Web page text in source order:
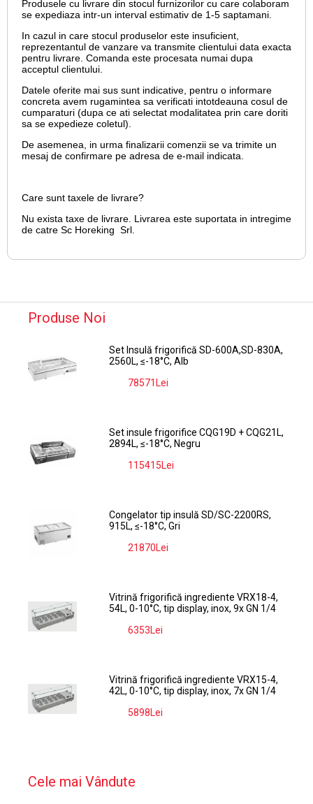
Produsele cu livrare din stocul furnizorilor cu care colaboram
se expediaza intr-un interval estimativ de 1-5 saptamani.
In cazul in care stocul produselor este insuficient,
reprezentantul de vanzare va transmite clientului data exacta
pentru livrare. Comanda este procesata numai dupa
acceptul clientului.
Datele oferite mai sus sunt indicative, pentru o informare
concreta avem rugamintea sa verificati intotdeauna cosul de
cumparaturi (dupa ce ati selectat modalitatea prin care doriti
sa se expedieze coletul).
De asemenea, in urma finalizarii comenzii se va trimite un
mesaj de confirmare pe adresa de e-mail indicata.
Care sunt taxele de livrare?
Nu exista taxe de livrare. Livrarea este suportata in intregime
de catre Sc Horeking Srl.
Produse Noi
Set Insulă frigorifică SD-600A,SD-830A,
2560L, ≤-18°C, Alb
78571Lei
Set insule frigorifice CQG19D + CQG21L,
2894L, ≤-18°C, Negru
115415Lei
Congelator tip insulă SD/SC-2200RS,
915L, ≤-18°C, Gri
21870Lei
Vitrină frigorifică ingrediente VRX18-4,
54L, 0-10°C, tip display, inox, 9x GN 1/4
6353Lei
Vitrină frigorifică ingrediente VRX15-4,
42L, 0-10°C, tip display, inox, 7x GN 1/4
5898Lei
Cele mai Vândute